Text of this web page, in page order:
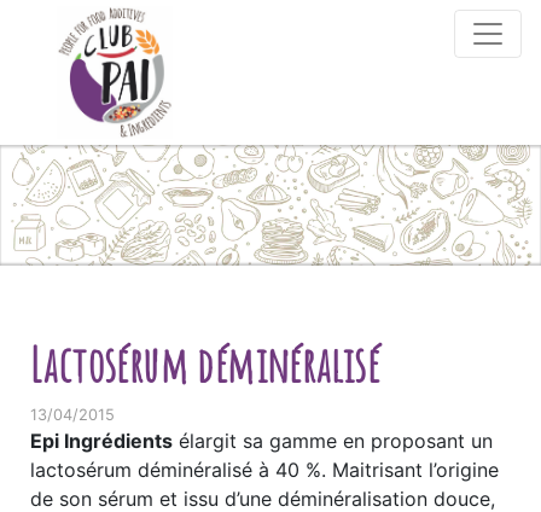
Skip to content
Lactosérum déminéralisé
13/04/2015
Epi Ingrédients élargit sa gamme en proposant un
lactosérum déminéralisé à 40 %. Maitrisant l’origine
de son sérum et issu d’une déminéralisation douce,